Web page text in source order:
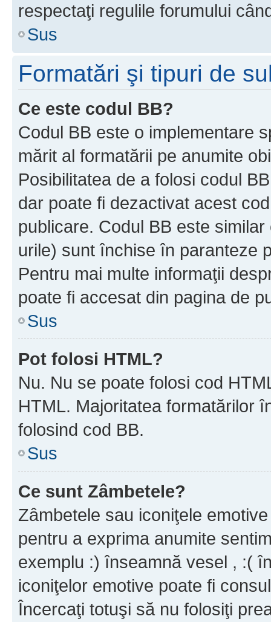
respectaţi regulile forumului
Sus
Formatări şi tipuri de
Ce este codul BB?
Codul BB este o implementare
mărit al formatării pe anumite
Posibilitatea de a folosi codul
dar poate fi dezactivat acest
publicare. Codul BB este
urile) sunt închise în paranteze
Pentru mai multe informaţii
poate fi accesat din pagina de
Sus
Pot folosi HTML?
Nu. Nu se poate folosi cod
HTML. Majoritatea formatărilor
folosind cod BB.
Sus
Ce sunt Zâmbetele?
Zâmbetele sau iconiţele
pentru a exprima anumite
exemplu :) înseamnă vesel , :(
iconiţelor emotive poate fi
Încercaţi totuşi să nu folosiţi